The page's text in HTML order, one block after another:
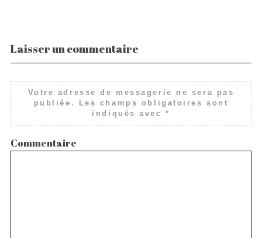
Laisser un commentaire
Votre adresse de messagerie ne sera pas
publiée.
Les champs obligatoires sont
indiqués avec*
Commentaire